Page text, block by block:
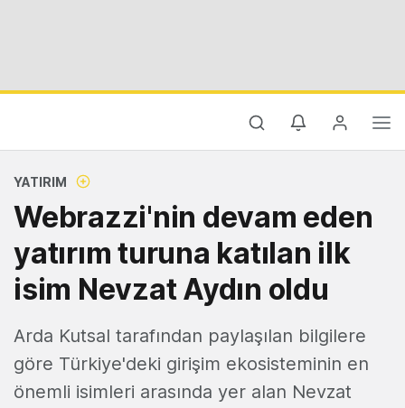
YATIRIM
Webrazzi'nin devam eden
yatırım turuna katılan ilk
isim Nevzat Aydın oldu
Arda Kutsal tarafından paylaşılan bilgilere
göre Türkiye'deki girişim ekosisteminin en
önemli isimleri arasında yer alan Nevzat